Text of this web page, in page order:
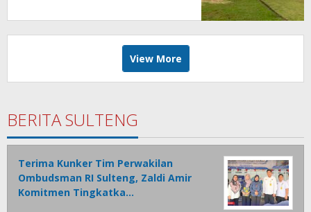
View More
BERITA SULTENG
Terima Kunker Tim Perwakilan
Ombudsman RI Sulteng, Zaldi Amir
Komitmen Tingkatka…